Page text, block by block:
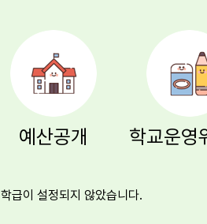
예산공개
학급이 설정되지 않았습니다.